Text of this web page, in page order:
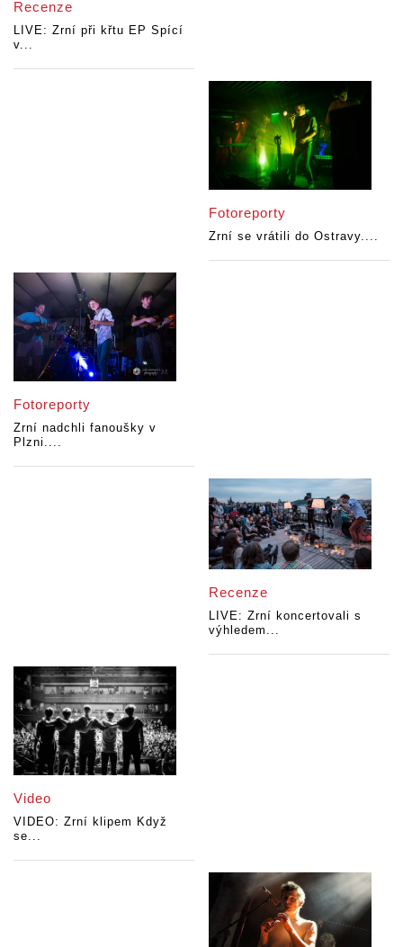
Recenze
LIVE: Zrní při křtu EP Spící
v...
Fotoreporty
Zrní se vrátili do Ostravy....
Fotoreporty
Zrní nadchli fanoušky v
Plzni....
Recenze
LIVE: Zrní koncertovali s
výhledem...
Video
VIDEO: Zrní klipem Když
se...